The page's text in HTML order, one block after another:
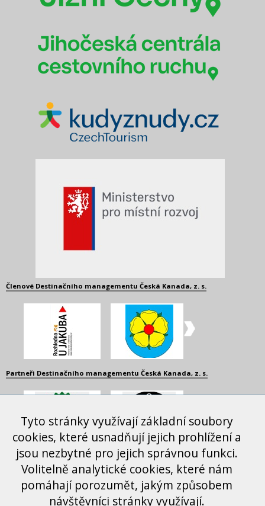
Členové Destinačního managementu Česká Kanada, z. s.
Partneři Destinačního managementu Česká Kanada, z. s.
Další spolupracující organizace
Tyto stránky využívají základní soubory
cookies, které usnadňují jejich prohlížení a
jsou nezbytné pro jejich správnou funkci.
Volitelně analytické cookies, které nám
pomáhají porozumět, jakým způsobem
návštěvníci stránky využívají.